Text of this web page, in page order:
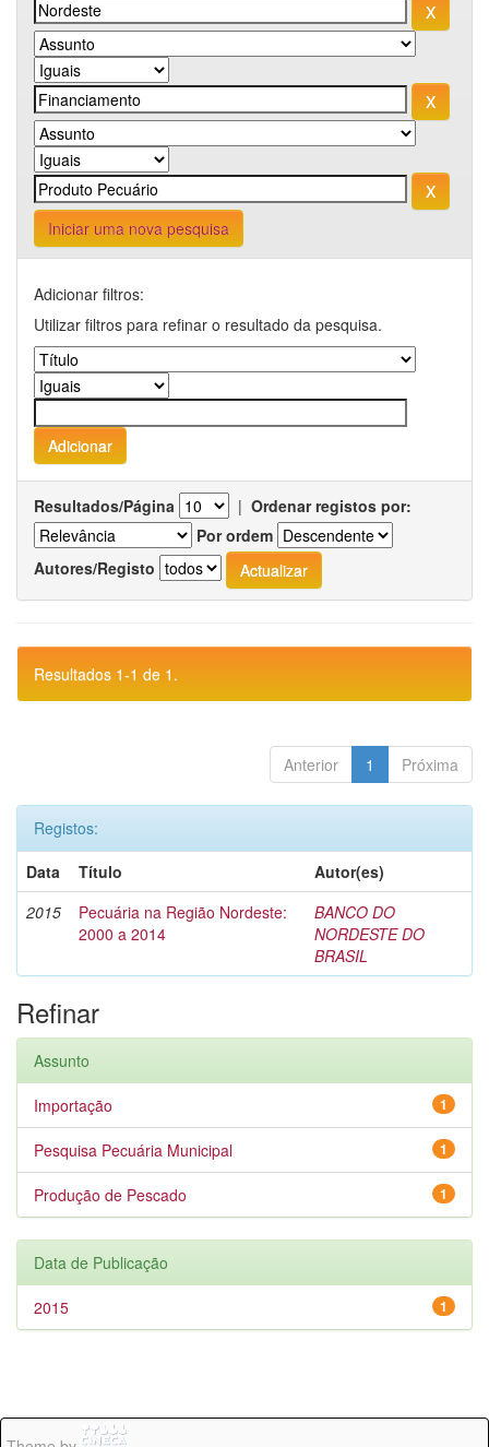
Iniciar uma nova pesquisa
Adicionar filtros:
Utilizar filtros para refinar o resultado da pesquisa.
Resultados/Página | Ordenar registos por:
Por ordem
Autores/Registo
Resultados 1-1 de 1.
Anterior 1 Próxima
Registos:
Data
Título
Autor(es)
2015
Pecuária na Região Nordeste:
2000 a 2014
BANCO DO
NORDESTE DO
BRASIL
Refinar
Assunto
1
Importação
1
Pesquisa Pecuária Municipal
1
Produção de Pescado
Data de Publicação
1
2015